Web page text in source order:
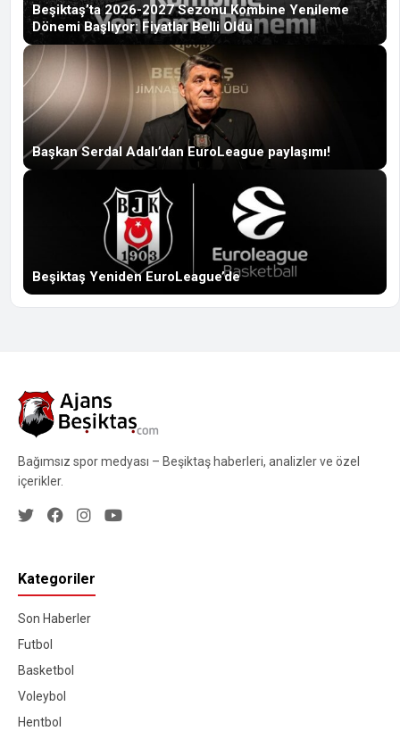
Beşiktaş’ta 2026-2027 Sezonu Kombine Yenileme
Dönemi Başlıyor: Fiyatlar Belli Oldu
Başkan Serdal Adalı’dan EuroLeague paylaşımı!
Beşiktaş Yeniden EuroLeague’de
Bağımsız spor medyası – Beşiktaş haberleri, analizler ve özel
içerikler.
Kategoriler
Son Haberler
Futbol
Basketbol
Voleybol
Hentbol